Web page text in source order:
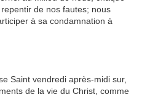
de nos fautes; nous
à sa condamnation à
Saint vendredi après-midi sur,
de la vie du Christ , comme